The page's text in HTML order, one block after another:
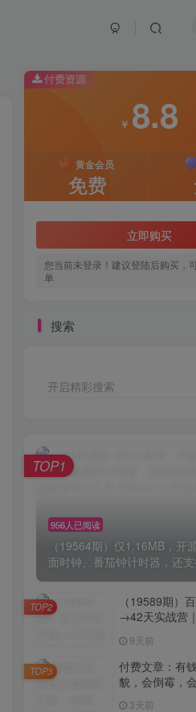
付费资源
￥ 8.8
黄金会员
免费
立即购买
您当前未登录！建议登陆后购买，
单
搜索
开启精彩搜索
956人已阅读
（19564期）仅1.16MB，开
面时钟、番茄钟计时器，还
TOP1
（19589期）
→42天实战营
域转化批量成
例
9天前
TOP2
付费文章：有
貌，会倒霉，
3天前
TOP3